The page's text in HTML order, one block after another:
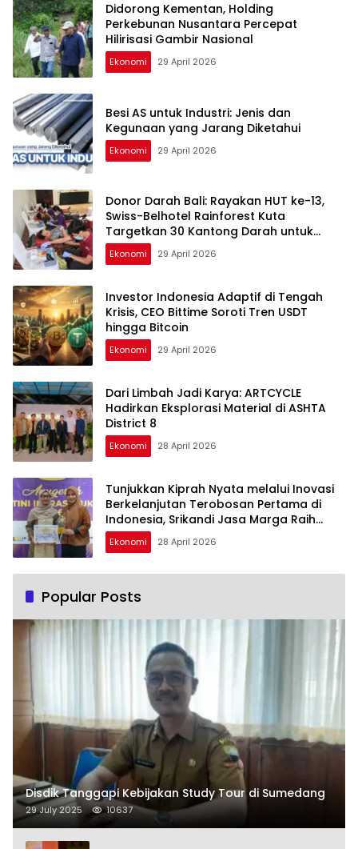
Didorong Kementan, Holding
Perkebunan Nusantara Percepat
Hilirisasi Gambir Nasional
Ekonomi 29 April 2026
Besi AS untuk Industri: Jenis dan
Kegunaan yang Jarang Diketahui
Ekonomi 29 April 2026
Donor Darah Bali: Rayakan HUT ke-13,
Swiss-Belhotel Rainforest Kuta
Targetkan 30 Kantong Darah untuk
Selamatkan Nyawa
Ekonomi 29 April 2026
Investor Indonesia Adaptif di Tengah
Krisis, CEO Bittime Soroti Tren USDT
hingga Bitcoin
Ekonomi 29 April 2026
Dari Limbah Jadi Karya: ARTCYCLE
Hadirkan Eksplorasi Material di ASHTA
District 8
Ekonomi 28 April 2026
Tunjukkan Kiprah Nyata melalui Inovasi
Berkelanjutan Terobosan Pertama di
Indonesia, Srikandi Jasa Marga Raih
Anugerah Kartini Infrastruktur 2026
Ekonomi 28 April 2026
Popular Posts
Disdik Tanggapi Kebijakan Study Tour di Sumedang
29 July 2025 10637